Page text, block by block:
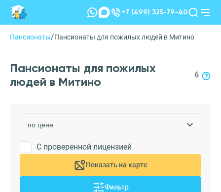
+7 (499) 325-79-40
Пансионаты/Пансионаты для пожилых людей в Митино
Пансионаты для пожилых
людей в Митино
6
С проверенной лицензией
Показать на карте
Фильтр